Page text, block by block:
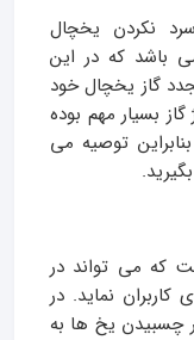
نکردن یخچال
باشد که در این
گاز یخچال خود
بسیار مهم بوده
توصیه می
که می تواند در
کاربران نماید. در
چسبیدن یخ ها به